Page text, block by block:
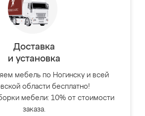
Доставка
и установка
мебель по Ногинску и всей
области бесплатно!
мебели: 10% от стоимости
заказа.